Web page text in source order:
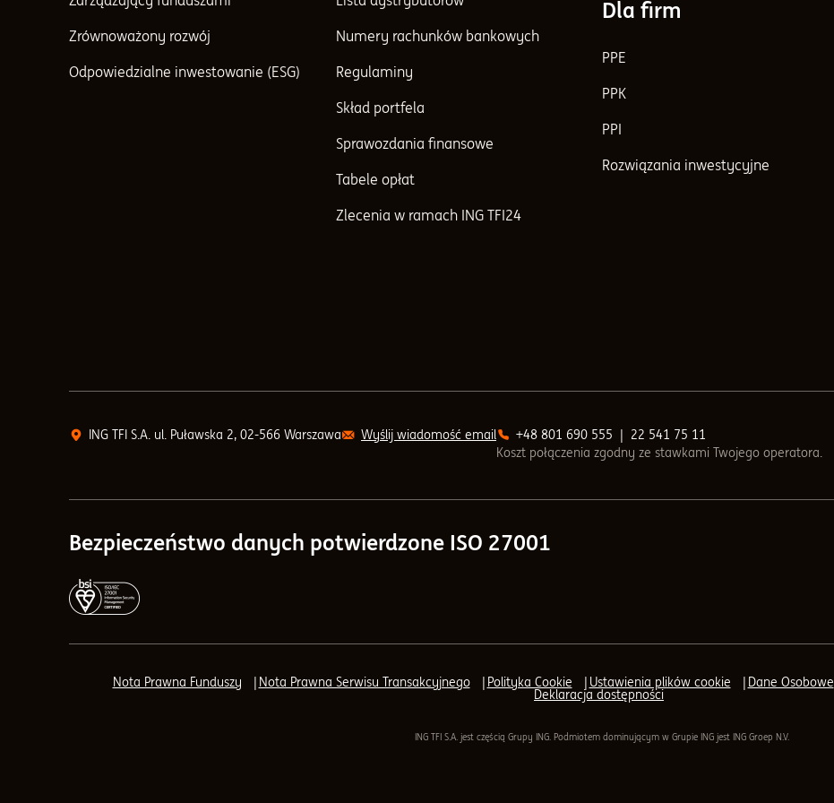
Zrównoważony rozwój
Odpowiedzialne inwestowanie (ESG)
Numery rachunków bankowych
Regulaminy
Skład portfela
Sprawozdania finansowe
Tabele opłat
Zlecenia w ramach ING TFI24
Dla firm
PPE
PPK
PPI
Rozwiązania inwestycyjne
ING TFI S.A. ul. Puławska 2, 02-566 Warszawa Wyślij wiadomość email +48 801 690 555 | 22 541 75 11
Koszt połączenia zgodny ze stawkami Twojego operatora.
Bezpieczeństwo danych potwierdzone ISO 27001
Nota Prawna Funduszy Nota Prawna Serwisu Transakcyjnego Polityka Cookie Ustawienia plików cookie Dane Osobowe
Deklaracja dostępności
ING TFI S.A. jest częścią Grupy ING. Podmiotem dominującym w Grupie ING jest ING Groep N.V.